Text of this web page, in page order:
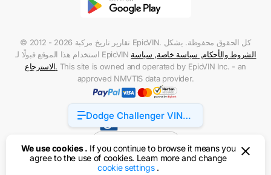
Dodge Challenger VIN
Structure
© 2012 - 2026 تقارير تاريخ مركبة EpicVIN. كل الحقوق محفوظة. يشكل
استخدام هذا الموقع قبولًا لـ EpicVIN
الشروط والأحكام, سياسة خاصة, سياسة
الاسترجاع. This site is owned and operated by EpicVIN Inc. - an
approved NMVTIS data provider.
الولايات المتحدة
Accessibility
We use cookies . If you continue to browse it means you
agree to the use of cookies. Learn more and change
cookie settings.